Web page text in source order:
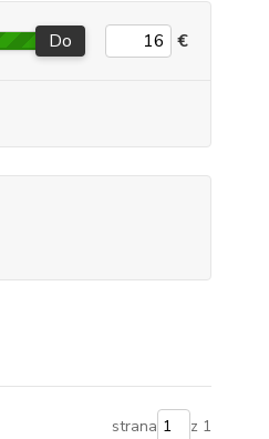
Do €
strana z 1